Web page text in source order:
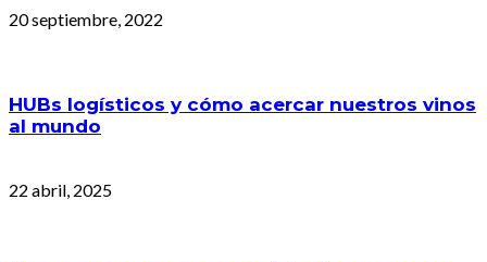
20 septiembre, 2022
HUBs logísticos y cómo acercar nuestros vinos
al mundo
22 abril, 2025